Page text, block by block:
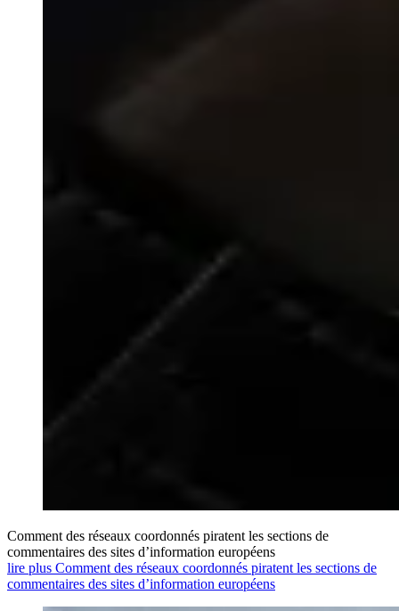
Comment des réseaux coordonnés piratent les sections de
commentaires des sites d’information européens
lire plus Comment des réseaux coordonnés piratent les sections de
commentaires des sites d’information européens